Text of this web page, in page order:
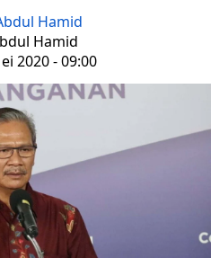
Hamid
Hamid
2020 - 09:00